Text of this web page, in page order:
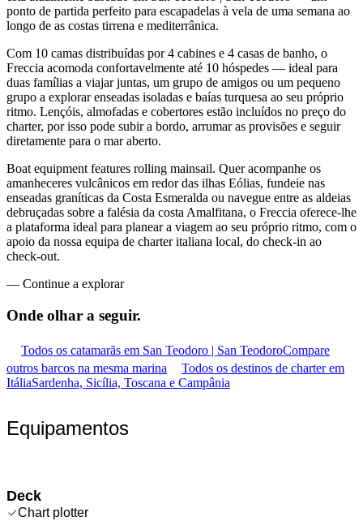
ponto de partida perfeito para escapadelas à vela de uma semana ao
longo de as costas tirrena e mediterrânica.
Com 10 camas distribuídas por 4 cabines e 4 casas de banho, o
Freccia acomoda confortavelmente até 10 hóspedes — ideal para
duas famílias a viajar juntas, um grupo de amigos ou um pequeno
grupo a explorar enseadas isoladas e baías turquesa ao seu próprio
ritmo. Lençóis, almofadas e cobertores estão incluídos no preço do
charter, por isso pode subir a bordo, arrumar as provisões e seguir
diretamente para o mar aberto.
Boat equipment features rolling mainsail. Quer acompanhe os
amanheceres vulcânicos em redor das ilhas Eólias, fundeie nas
enseadas graníticas da Costa Esmeralda ou navegue entre as aldeias
debruçadas sobre a falésia da costa Amalfitana, o Freccia oferece-lhe
a plataforma ideal para planear a viagem ao seu próprio ritmo, com o
apoio da nossa equipa de charter italiana local, do check-in ao
check-out.
— Continue a explorar
Onde olhar a seguir.
Todos os catamarãs em San Teodoro | San TeodoroCompare
outros barcos na mesma marina
Todos os destinos de charter em
ItáliaSardenha, Sicília, Toscana e Campânia
Equipamentos
Deck
Chart plotter